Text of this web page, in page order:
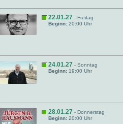
22.01.27 - Freitag
Beginn: 20:00 Uhr
24.01.27 - Sonntag
Beginn: 19:00 Uhr
28.01.27 - Donnerstag
Beginn: 20:00 Uhr